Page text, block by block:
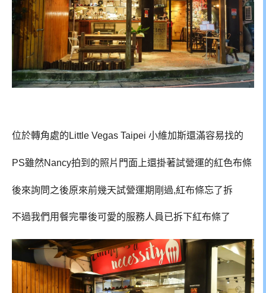
位於轉角處的Little Vegas Taipei 小維加斯還滿容易找的
PS雖然Nancy拍到的照片門面上還掛著試營運的紅色布條
後來詢問之後原來前幾天試營運期剛過,紅布條忘了拆
不過我們用餐完畢後可愛的服務人員已拆下紅布條了